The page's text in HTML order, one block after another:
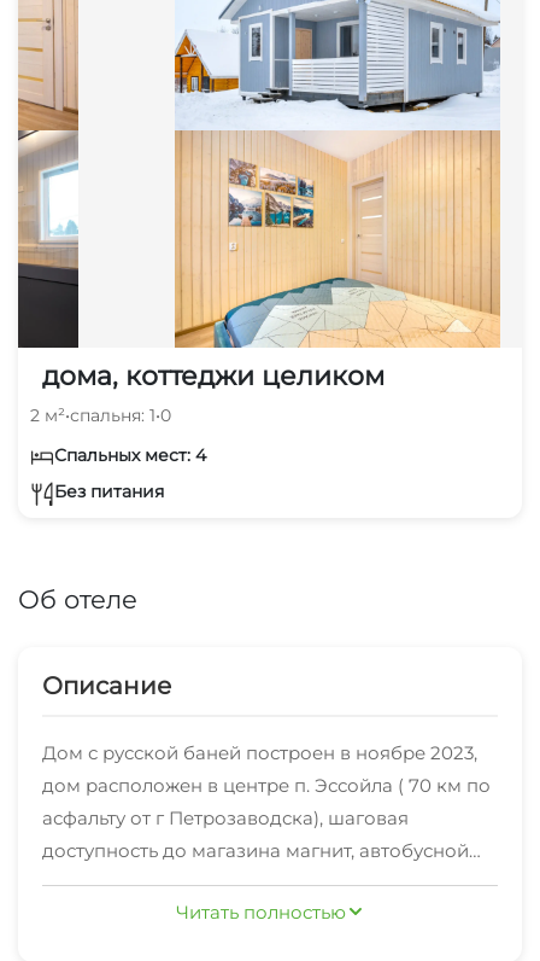
дома, коттеджи целиком
2 м²•спальня: 1•0
Спальных мест: 4
Без питания
Об отеле
Описание
Дом с русской баней построен в ноябре 2023,
дом расположен в центре п. Эссойла ( 70 км по
асфальту от г Петрозаводска), шаговая
доступность до магазина магнит, автобусной
остановки, кафе, магазинов. Имеется
возможность выезда на зимнюю рыбалку на
Читать полностью